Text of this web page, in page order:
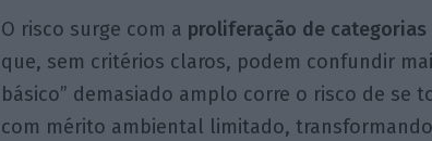
O risco surge com a proliferação de categorias
que, sem critérios claros, podem confundir
básico” demasiado amplo corre o risco de se
com mérito ambiental limitado,